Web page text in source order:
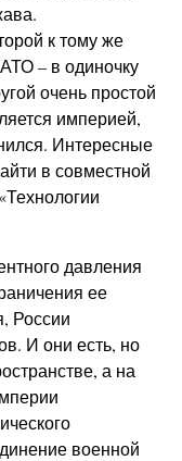
к тому же
– в одиночку
очень простой
империей,
Интересные
в совместной
давления
ее
России
И они есть, но
а на
военной